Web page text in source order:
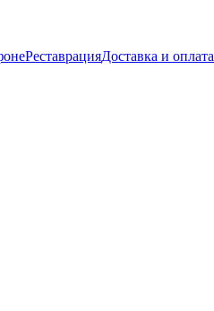
РеставрацияДоставка и оплата